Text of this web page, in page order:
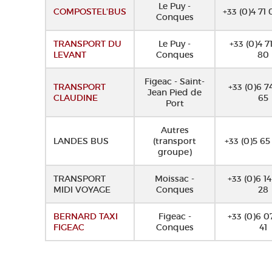
COMPOSTEL'BUS
Le Puy -
Conques
+33 (0)4 71
TRANSPORT DU
LEVANT
Le Puy -
Conques
+33 (0)4
80
TRANSPORT
CLAUDINE
Figeac - Saint-
Jean Pied de
Port
+33 (0)6
65
LANDES BUS
Autres
(transport
groupe)
+33 (0)5 65
TRANSPORT
MIDI VOYAGE
Moissac -
Conques
+33 (0)6
28
BERNARD TAXI
FIGEAC
Figeac -
Conques
+33 (0)6
41